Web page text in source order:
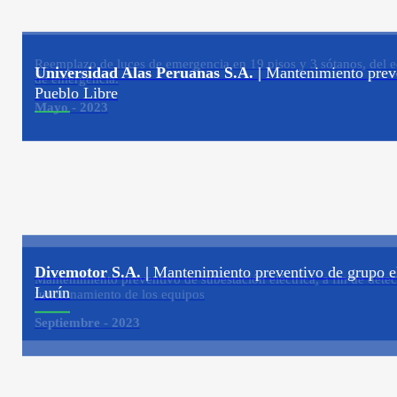
Reemplazo de luces de emergencia en 19 pisos y 3 sótanos,
de emergencia.
Mayo - 2023
Universidad Alas Peruanas S.A. |Mantenimiento
Pueblo Libre
Mantenimiento preventivo de subestación eléctrica, a fin de
funcionamiento de los equipos
Septiembre - 2023
Divemotor S.A. | Mantenimiento preventivo de grupo
Lurín